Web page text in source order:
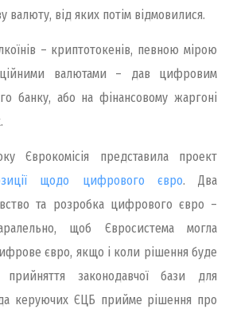
від яких потім відмовилися.
– криптотокенів, певною мірою
валютами – дав цифровим
банку, або на фінансовому жаргоні
Єврокомісія представила проект
щодо цифрового євро. Два
та розробка цифрового євро –
щоб Євросистема могла
євро, якщо і коли рішення буде
прийняття законодавчої бази для
керуючих ЄЦБ прийме рішення про